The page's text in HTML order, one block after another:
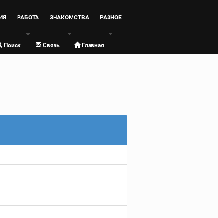
РАБОТА ЗНАКОМСТВА РАЗНОЕ
Поиск Связь Главная